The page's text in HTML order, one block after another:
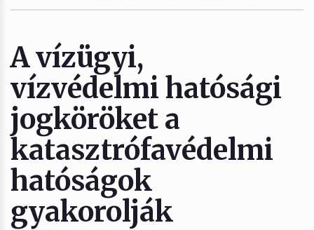
A vízügyi,
vízvédelmi hatósági
jogköröket a
katasztrófavédelmi
hatóságok
gyakorolják